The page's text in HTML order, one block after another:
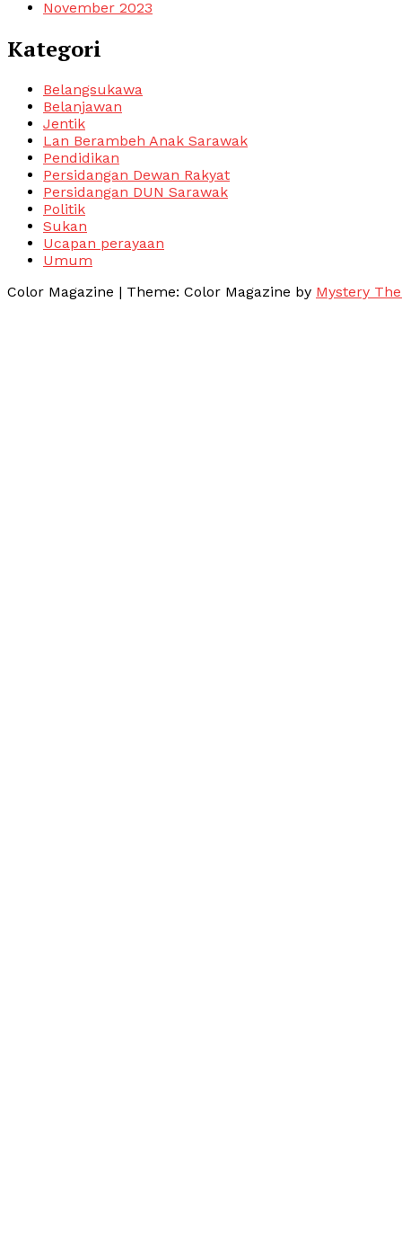
November 2023
Kategori
Belangsukawa
Belanjawan
Jentik
Lan Berambeh Anak Sarawak
Pendidikan
Persidangan Dewan Rakyat
Persidangan DUN Sarawak
Politik
Sukan
Ucapan perayaan
Umum
Color Magazine | Theme: Color Magazine by Mystery